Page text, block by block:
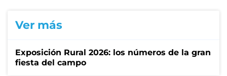
Ver más
Exposición Rural 2026: los números de la gran
fiesta del campo